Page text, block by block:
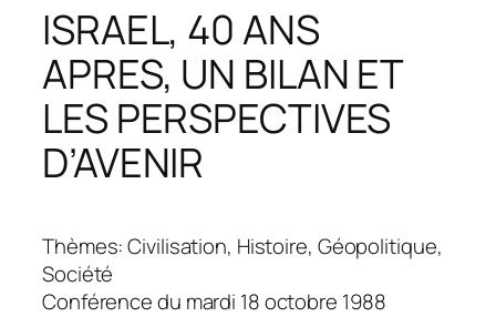
ISRAEL, 40 ANS
APRES, UN BILAN ET
LES PERSPECTIVES
D’AVENIR
Thèmes: Civilisation, Histoire, Géopolitique,
Société
Conférence du mardi 18 octobre 1988